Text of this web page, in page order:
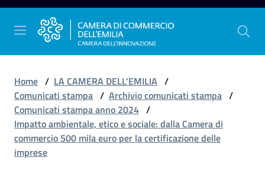
Vai al contenuto
Vai alla navigazione
Vai al footer
La
Camera
dell'Emilia
Home / LA CAMERA DELL'EMILIA /
Comunicati stampa / Archivio comunicati stampa /
Comunicati stampa anno 2024 /
Impatto ambientale, etico e sociale: dalla Camera di
commercio 500 mila euro per la certificazione delle
imprese